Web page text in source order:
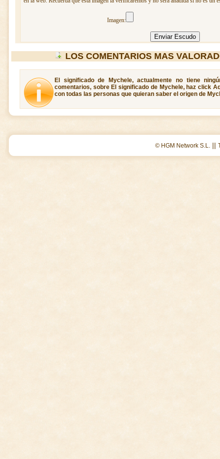
Imagen:
LOS COMENTARIOS MAS
El significado de Mychele, actualmente no tiene
comentarios, sobre El significado de Mychele, haz click
con todas las personas que quieran saber el origen de
© HGM Network S.L. ||